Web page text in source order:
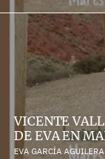
VICENTE
DE EVA EN
EVA GARCÍA AGUILERA